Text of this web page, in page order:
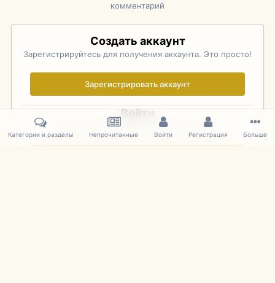
комментарий
Создать аккаунт
Зарегистрируйтесь для получения аккаунта. Это просто!
Зарегистрировать аккаунт
Войти
Уже зарегистрированы? Войдите здесь.
Категории и разделы Непрочитанные Войти Регистрация Больше